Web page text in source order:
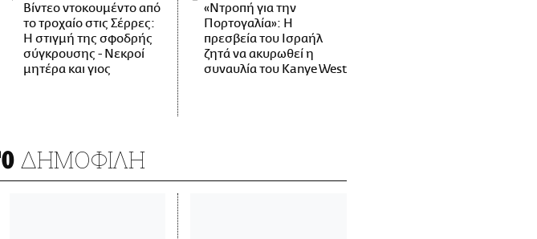
Βίντεο ντοκουμέντο από
το τροχαίο στις Σέρρες:
Η στιγμή της σφοδρής
σύγκρουσης - Νεκροί
μητέρα και γιος
«Ντροπή για την
Πορτογαλία»: Η
πρεσβεία του Ισραήλ
ζητά να ακυρωθεί η
συναυλία του Kanye West
ΔΗΜΟΦΙΛΗ